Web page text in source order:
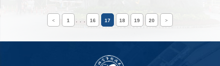
< 1 . . . 16 17 18 19 20 >